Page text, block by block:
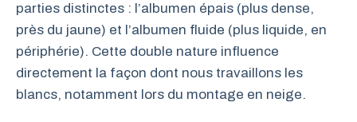
parties distinctes : l’albumen épais (plus dense,
près du jaune) et l’albumen fluide (plus liquide, en
périphérie). Cette double nature influence
directement la façon dont nous travaillons les
blancs, notamment lors du montage en neige.